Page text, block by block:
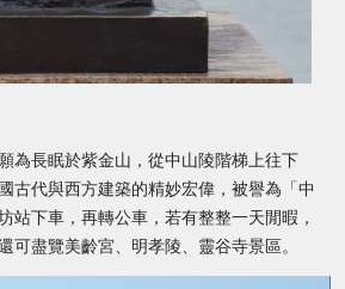
為長眠於紫金山，從中山陵階梯上往下
古代與西方建築的精妙宏偉，被譽為「中
下車，再轉公車，若有整整一天閒暇，
盡覽美齡宮、明孝陵、靈谷寺景區。